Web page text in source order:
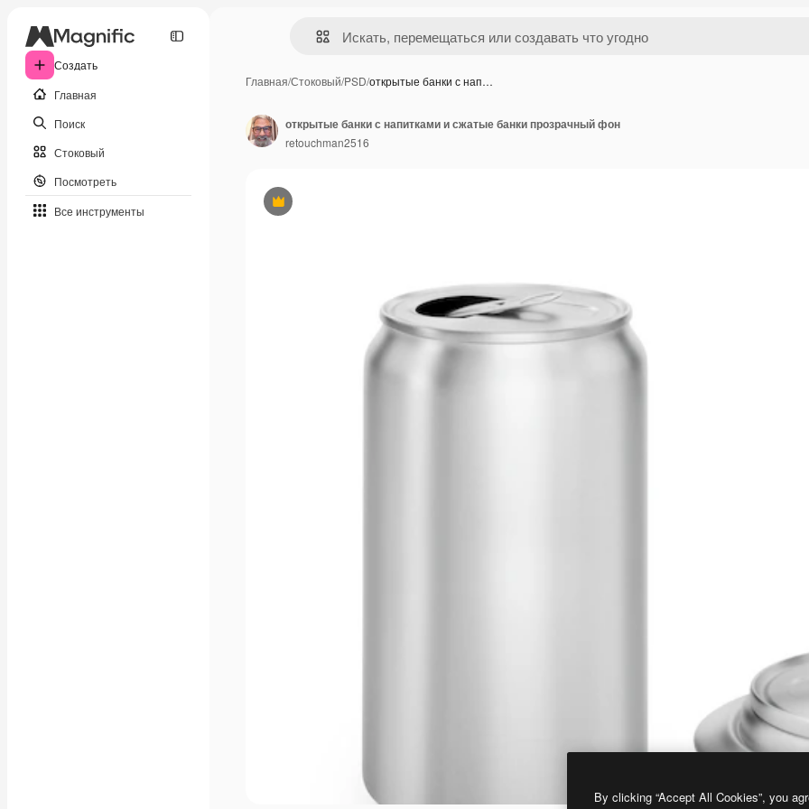
Создать
Главная
Поиск
Стоковый
Посмотреть
Все инструменты
Главная/Стоковый/PSD/открытые банки с нап…
Премиум
открытые банки с напитками и сжатые банки прозрачный фон
retouchman2516
By clicking “Accept All Cookies”, you